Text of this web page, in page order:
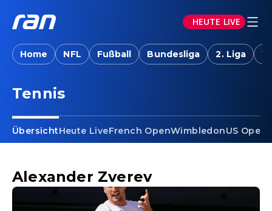
HEUTE LIVE
Home NFL Fußball Bundesliga 2. Liga
Tennis - Alexander Zverev
Tennis
ÜbersichtHeute LiveFrench OpenWimbledonUS Open
Alexander Zverev